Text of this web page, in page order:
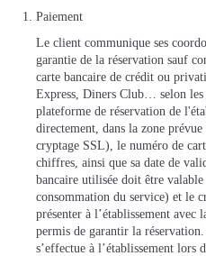
Paiement
Le client communique ses
garantie de la réservation sauf
carte bancaire de crédit ou
Express, Diners Club… selon
plateforme de réservation de
directement, dans la zone
cryptage SSL), le numéro de
chiffres, ainsi que sa date de
bancaire utilisée doit être
consommation du service) et le
présenter à l’établissement avec
permis de garantir la
s’effectue à l’établissement lors